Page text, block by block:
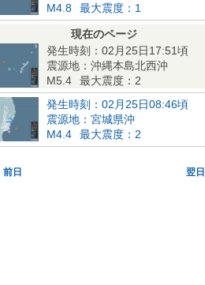
M4.8
最大震度：1
現在のページ
発生時刻：02月25日17:51頃
震源地：沖縄本島北西沖
M5.4
最大震度：2
発生時刻：02月25日08:46頃
震源地：宮城県沖
M4.4
最大震度：2
前日 翌日